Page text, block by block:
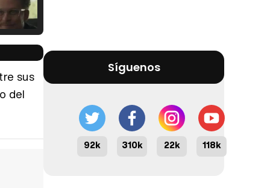
Tráiler Oficial en VOSE 'The Audacity'
sus
del
Síguenos
92k 310k 22k 118k